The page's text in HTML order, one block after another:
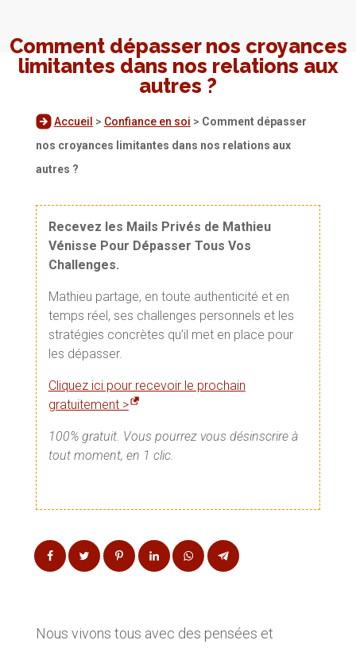
Comment dépasser nos croyances
limitantes dans nos relations aux
autres ?
Accueil > Confiance en soi > Comment dépasser
nos croyances limitantes dans nos relations aux
autres ?
Recevez les Mails Privés de Mathieu
Vénisse Pour Dépasser Tous Vos
Challenges.
Mathieu partage, en toute authenticité et en
temps réel, ses challenges personnels et les
stratégies concrètes qu’il met en place pour
les dépasser.
Cliquez ici pour recevoir le prochain
gratuitement >
100% gratuit. Vous pourrez vous désinscrire à
tout moment, en 1 clic.
Nous vivons tous avec des pensées et